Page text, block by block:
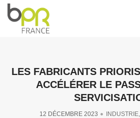
LES FABRICANTS
ACCÉLÉRER LE
12 DÉCEMBRE 2023 INDUSTRIE,